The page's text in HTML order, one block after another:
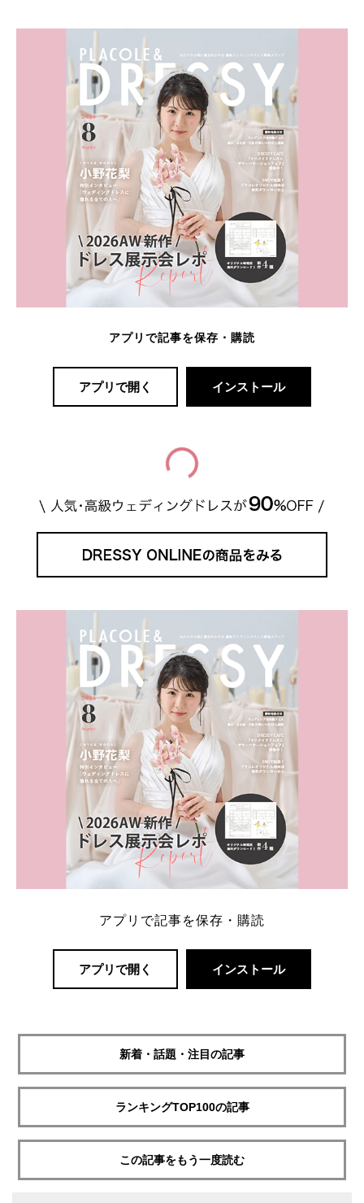
アプリで記事を保存・購読
アプリで開く インストール
アプリで記事を保存・購読
アプリで開く インストール
新着・話題・注目の記事
ランキングTOP100の記事
この記事をもう一度読む